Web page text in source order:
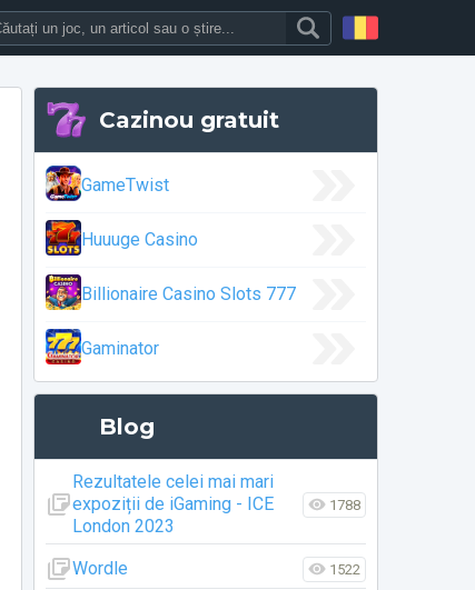
Cazinou gratuit
GameTwist
Huuuge Casino
Billionaire Casino Slots 777
Gaminator
Blog
Rezultatele celei mai mari
expoziții de iGaming - ICE
London 2023
1788
Wordle 1522